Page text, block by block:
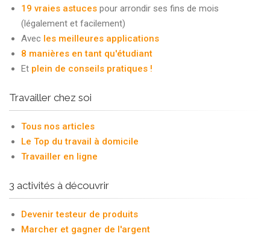
19 vraies astuces pour arrondir ses fins de mois
(légalement et facilement)
Avec les meilleures applications
8 manières en tant qu'étudiant
Et plein de conseils pratiques !
Travailler chez soi
Tous nos articles
Le Top du travail à domicile
Travailler en ligne
3 activités à découvrir
Devenir testeur de produits
Marcher et gagner de l'argent